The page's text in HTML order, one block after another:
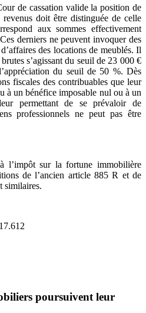
de cassation valide la position de
doit être distinguée de celle
aux sommes effectivement
derniers ne peuvent invoquer des
des locations de meublés. Il
s’agissant du seuil de 23 000 €
du seuil de 50 %. Dès
fiscales des contribuables que leur
à un bénéfice imposable nul ou à un
permettant de se prévaloir de
professionnels ne peut pas être
l’impôt sur la fortune immobilière
de l’ancien article 885 R et de
similaires.
poursuivent leur